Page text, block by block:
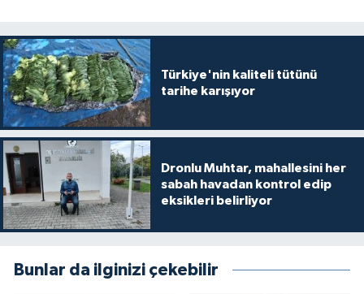
Türkiye'nin kaliteli tütünü
tarihe karışıyor
Dronlu Muhtar, mahallesini her
sabah havadan kontrol edip
eksikleri belirliyor
Bunlar da ilginizi çekebilir